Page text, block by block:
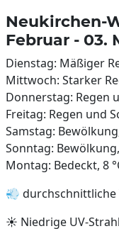
Neukirchen-
Februar - 03.
Dienstag: Mäßiger
Mittwoch: Starker
Donnerstag: Regen
Freitag: Regen und
Samstag:
Sonntag:
Montag: Bedeckt, 8
💨 durchschnittliche
☀️ Niedrige UV-